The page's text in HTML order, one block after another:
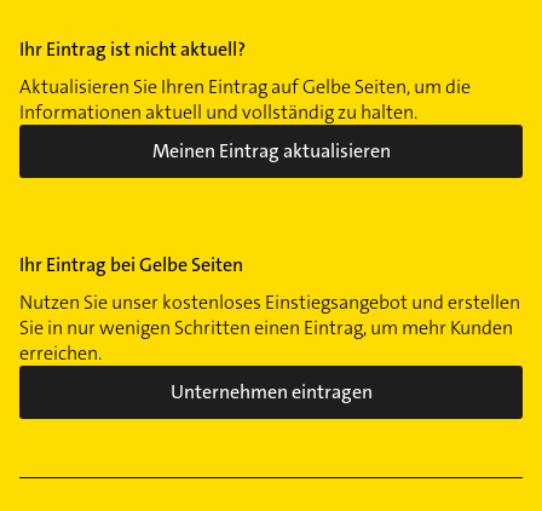
Neu Schwachhausen
Osterholz
Ostertor
Peterswerder
Radio Bremen
Sebaldsbrück
Ihr Eintrag ist nicht aktuell?
Aktualisieren Sie Ihren Eintrag auf Gelbe Seiten, um die
Informationen aktuell und vollständig zu halten.
Meinen Eintrag aktualisieren
Ihr Eintrag bei Gelbe Seiten
Nutzen Sie unser kostenloses Einstiegsangebot und erstellen
Sie in nur wenigen Schritten einen Eintrag, um mehr Kunden
erreichen.
Unternehmen eintragen